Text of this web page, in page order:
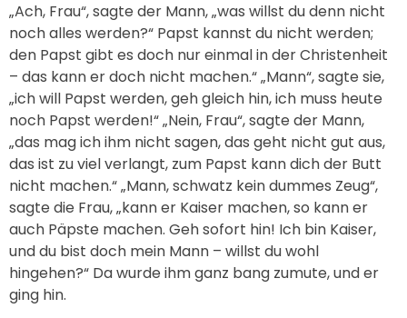
„Ach, Frau“, sagte der Mann, „was willst du denn nicht
noch alles werden?“ Papst kannst du nicht werden;
den Papst gibt es doch nur einmal in der Christenheit
– das kann er doch nicht machen.“ „Mann“, sagte sie,
„ich will Papst werden, geh gleich hin, ich muss heute
noch Papst werden!“ „Nein, Frau“, sagte der Mann,
„das mag ich ihm nicht sagen, das geht nicht gut aus,
das ist zu viel verlangt, zum Papst kann dich der Butt
nicht machen.“ „Mann, schwatz kein dummes Zeug“,
sagte die Frau, „kann er Kaiser machen, so kann er
auch Päpste machen. Geh sofort hin! Ich bin Kaiser,
und du bist doch mein Mann – willst du wohl
hingehen?“ Da wurde ihm ganz bang zumute, und er
ging hin.